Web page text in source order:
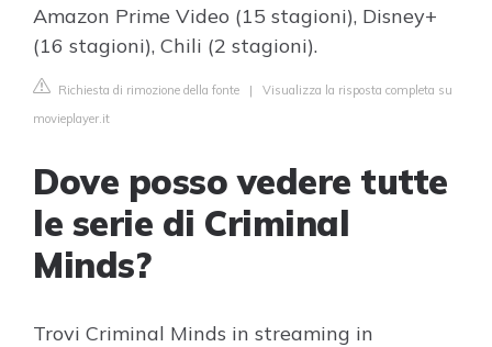
Amazon Prime Video (15 stagioni), Disney+
(16 stagioni), Chili (2 stagioni).
Richiesta di rimozione della fonte | Visualizza la risposta completa su
movieplayer.it
Dove posso vedere tutte
le serie di Criminal
Minds?
Trovi Criminal Minds in streaming in